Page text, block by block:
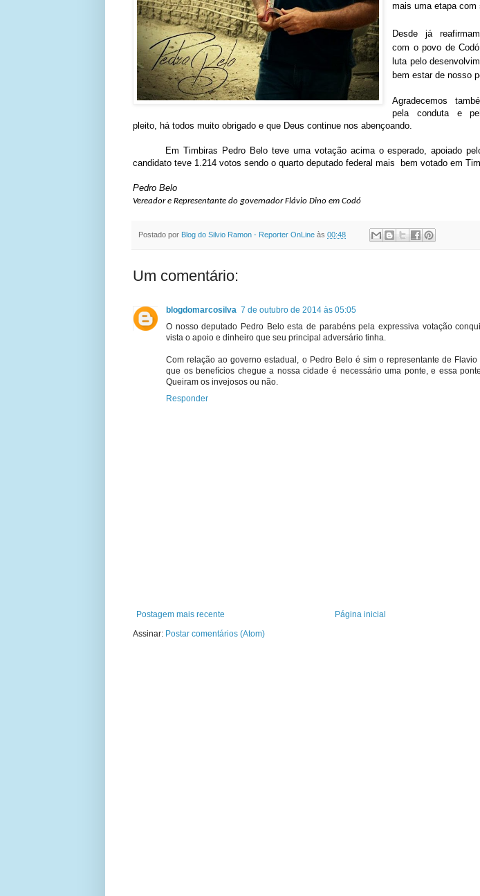
mais uma etapa
Desde já
com o povo de
luta pelo
bem estar de nosso
Agradecemos
pela conduta e
pleito, há todos muito obrigado e que Deus continue nos abençoando.
Em Timbiras Pedro Belo teve uma votação acima o esperado, apoiado
candidato teve 1.214 votos sendo o quarto deputado federal mais bem votado em
Pedro Belo
Vereador e Representante do governador Flávio Dino em Codó
Postado por Blog do Silvio Ramon - Reporter OnLine às 00:48
Um comentário:
blogdomarcosilva 7 de outubro de 2014 às 05:05
O nosso deputado Pedro Belo esta de parabéns pela expressiva votação
vista o apoio e dinheiro que seu principal adversário tinha.
Com relação ao governo estadual, o Pedro Belo é sim o representante de
que os benefícios chegue a nossa cidade é necessário uma ponte, e essa
Queiram os invejosos ou não.
Responder
Postagem mais recente
Página inicial
Assinar: Postar comentários (Atom)